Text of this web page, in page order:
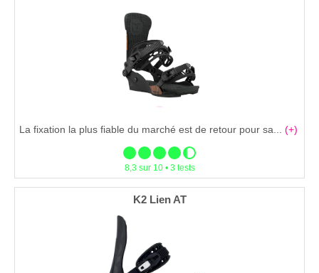
La fixation la plus fiable du marché est de retour pour sa... (+)
8,3 sur 10 • 3 tests
K2 Lien AT